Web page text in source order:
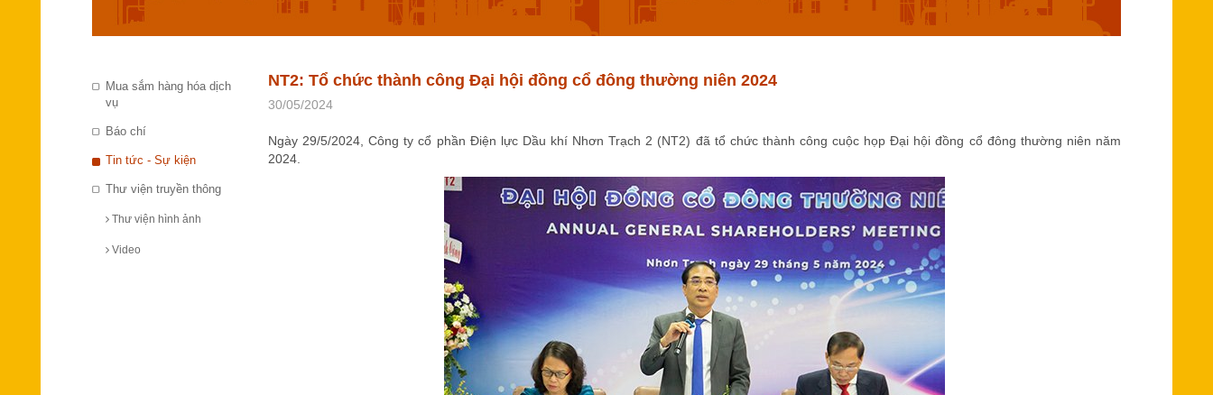
Mua sắm hàng hóa dịch
vụ
Báo chí
Tin tức - Sự kiện
Thư viện truyền thông
Thư viện hình ảnh
Video
NT2: Tổ chức thành công Đại hội đồng cổ đông thường niên 2024
30/05/2024
Ngày 29/5/2024, Công ty cổ phần Điện lực Dầu khí Nhơn Trạch 2 (NT2) đã tổ chức thành công cuộc họp Đại hội đồng cổ đông thường niên năm
2024.